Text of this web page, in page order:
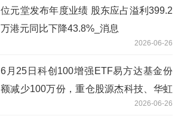
位元堂发布年度业绩 股东应占溢利399.2
万港元同比下降43.8%_消息
2026-06-26
6月25日科创100增强ETF易方达基金份
额减少100万份，重仓股源杰科技、华虹
2026-06-26